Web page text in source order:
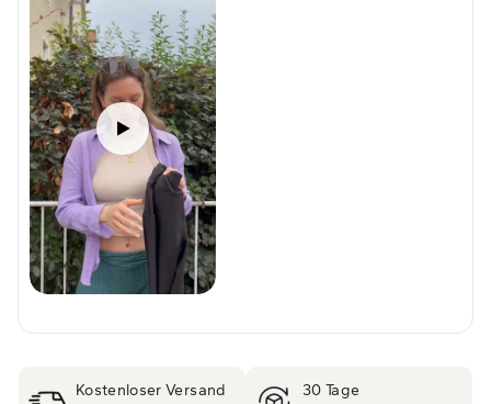
Kostenloser Versand
30 Tage